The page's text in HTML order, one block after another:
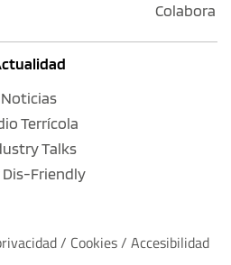
Colabora
Noticias
Terrícola
Talks
Dis-Friendly
/ Cookies / Accesibilidad